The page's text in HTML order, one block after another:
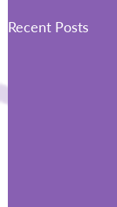
Recent Posts